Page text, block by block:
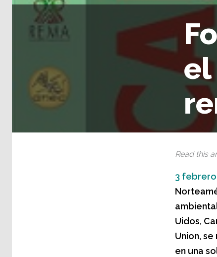
el
Read this
3
Uidos,
Union,
en una